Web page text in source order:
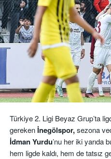
Türkiye 2. Ligi Beyaz Grup’ta
gereken İnegölspor,sezona
İdman Yurdu’nu her iki yarıda
hem ligde kaldı, hem de tatsız